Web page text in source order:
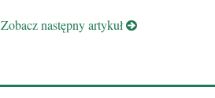
Zobacz następny artykuł